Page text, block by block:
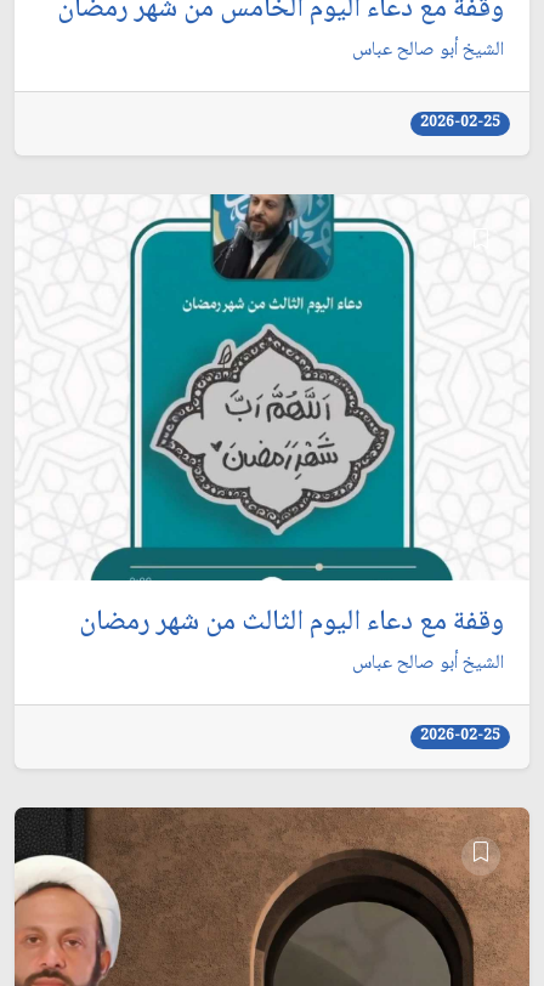
وقفة مع دعاء اليوم الخامس من شهر رمضان
الشيخ أبو صالح عباس
2026-02-25
وقفة مع دعاء اليوم الثالث من شهر رمضان
الشيخ أبو صالح عباس
2026-02-25